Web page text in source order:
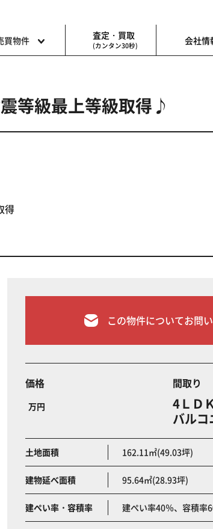
買物件 査定・買取
(カンタン30秒) 会社情
級最上等級取得♪
得
この物件についてお問
価格
万円
間取り
4ＬＤ
バルコ
土地面積 162.11㎡(49.03坪)
建物延べ面積 95.64㎡(28.93坪)
建ぺい率・容積率 建ぺい率40％、容積率